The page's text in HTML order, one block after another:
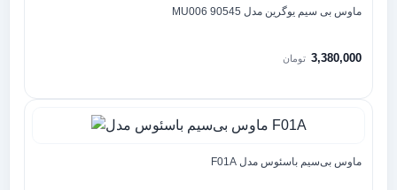
ماوس بی سیم یوگرین مدل MU006 90545
3,380,000 تومان
ماوس بی‌سیم باسئوس مدل F01A